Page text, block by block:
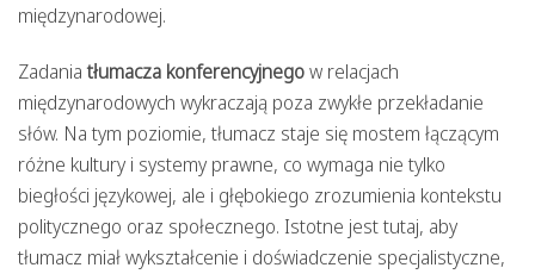
międzynarodowej.
Zadaniatłumacza konferencyjnegow relacjach
międzynarodowych wykraczają poza zwykłe przekładanie
słów. Na tym poziomie, tłumacz staje się mostem łączącym
różne kultury i systemy prawne, co wymaga nie tylko
biegłości językowej, ale i głębokiego zrozumienia kontekstu
politycznego oraz społecznego. Istotne jest tutaj, aby
tłumacz miał wykształcenie i doświadczenie specjalistyczne,